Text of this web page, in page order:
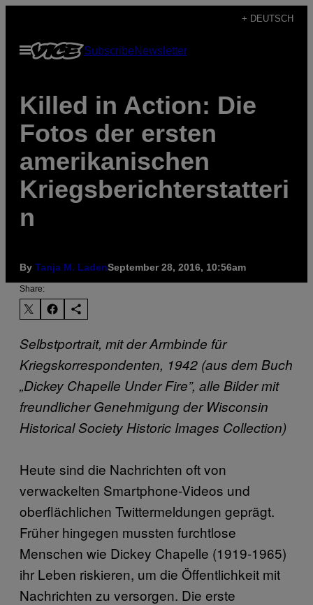
content
+ DEUTSCH
Open
Menu
SubscribeNewsletter
Killed in Action: Die
Fotos der ersten
amerikanischen
Kriegsberichterstatteri
n
By Tanja M. LadenSeptember 28, 2016, 10:56am
Share:
Selbstportrait, mit der Armbinde für
Kriegskorrespondenten, 1942 (aus dem Buch
„Dickey Chapelle Under Fire”, alle Bilder mit
freundlicher Genehmigung der Wisconsin
Historical Society Historic Images Collection)
Heute sind die Nachrichten oft von
verwackelten Smartphone-Videos und
oberflächlichen Twittermeldungen geprägt.
Früher hingegen mussten furchtlose
Menschen wie Dickey Chapelle (1919-1965)
ihr Leben riskieren, um die Öffentlichkeit mit
Nachrichten zu versorgen. Die erste